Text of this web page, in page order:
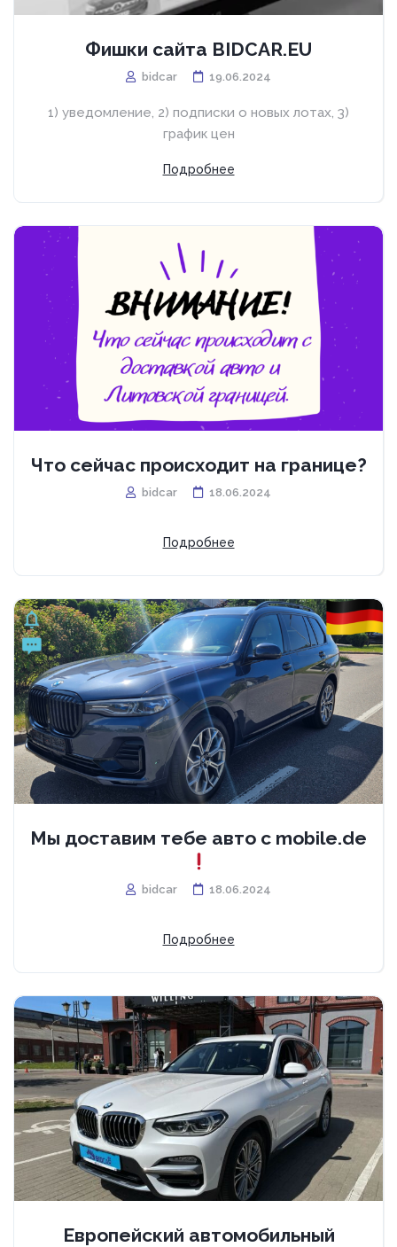
Фишки сайта BIDCAR.EU
bidcar 19.06.2024
1) уведомление, 2) подписки о новых лотах, 3)
график цен
Подробнее
Что сейчас происходит на границе?
bidcar 18.06.2024
Подробнее
Мы доставим тебе авто с mobile.de
bidcar 18.06.2024
Подробнее
Европейский автомобильный